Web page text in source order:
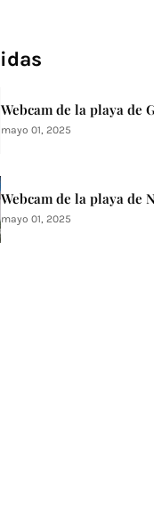
Webcam de la playa de
mayo 01, 2025
Webcam de la playa de
mayo 01, 2025